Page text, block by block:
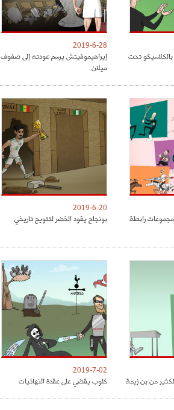
بالكلاسيكو تحت
2019-6-28
إيراهيموفيتش يرسم عودته إلى صفوف
ميلان
رابطة
2019-6-20
بونجاح يقود الخضر لتتويج تاريخي
من بن زيمة
2019-7-02
كلوب يقضي على عقدة النهائيات